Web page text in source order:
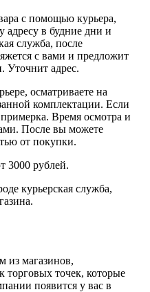
с помощью курьера,
адресу в будние дни и
служба, после
с вами и предложит
Уточнит адрес.
осматриваете на
комплектации. Если
Время осмотра и
После вы можете
от покупки.
3000 рублей.
курьерская служба,
из магазинов,
точек, которые
появится у вас в